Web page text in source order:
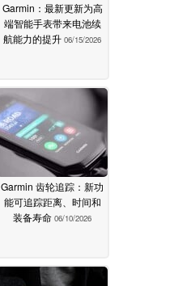
Garmin：最新更新为高
端智能手表带来电池续
航能力的提升 06/15/2026
Garmin 齿轮追踪：新功
能可追踪距离、时间和
装备寿命 06/10/2026